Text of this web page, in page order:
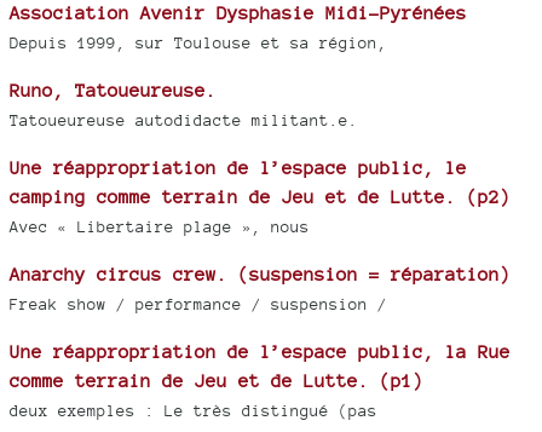
Association Avenir Dysphasie Midi-Pyrénées
Depuis 1999, sur Toulouse et sa région,
Runo, Tatoueureuse.
Tatoueureuse autodidacte militant.e.
Une réappropriation de l’espace public, le
camping comme terrain de Jeu et de Lutte. (p2)
Avec « Libertaire plage », nous
Anarchy circus crew. (suspension = réparation)
Freak show / performance / suspension /
Une réappropriation de l’espace public, la Rue
comme terrain de Jeu et de Lutte. (p1)
deux exemples : Le très distingué (pas